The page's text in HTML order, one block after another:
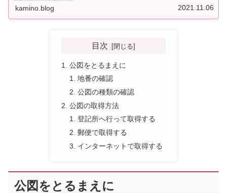
kamino.blog 2021.11.06
目次
公図をとるまえに
地番の確認
公図の種類の確認
公図の取得方法
登記所へ行って取得する
郵便で取得する
インターネットで取得する
公図をとるまえに